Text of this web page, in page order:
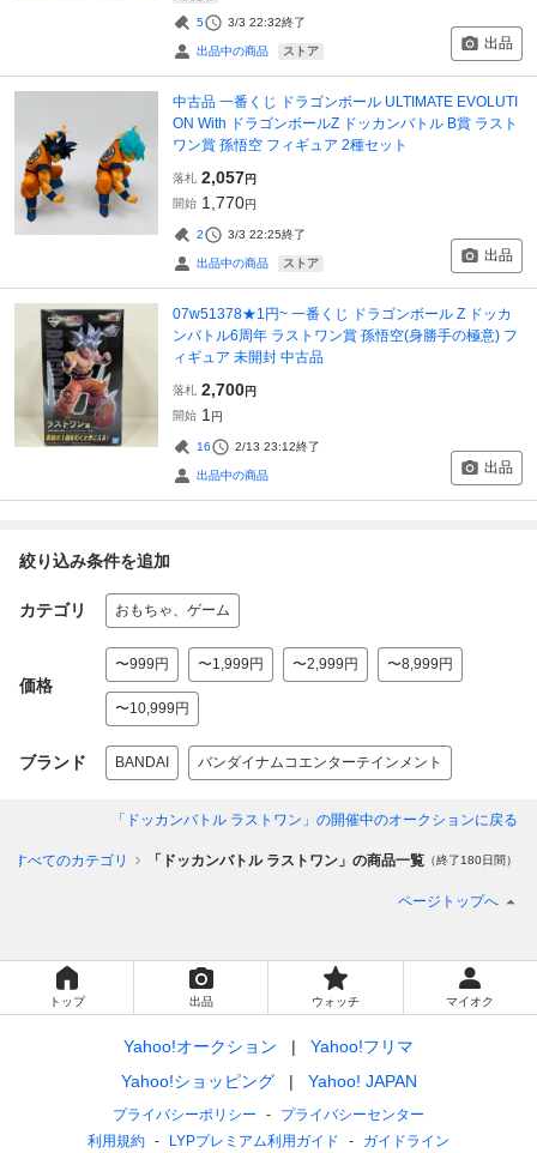
5 3/3 22:32終了
出品中の商品 ストア 出品
中古品 一番くじ ドラゴンボール ULTIMATE EVOLUTI
ON With ドラゴンボールZ ドッカンバトル B賞 ラスト
ワン賞 孫悟空 フィギュア 2種セット
落札 2,057円
開始 1,770円
2 3/3 22:25終了
出品中の商品 ストア 出品
07w51378★1円~ 一番くじ ドラゴンボール Z ドッカ
ンバトル6周年 ラストワン賞 孫悟空(身勝手の極意) フ
ィギュア 未開封 中古品
落札 2,700円
開始 1 円
16 2/13 23:12終了
出品中の商品 出品
絞り込み条件を追加
カテゴリ おもちゃ、ゲーム
価格
〜999円 〜1,999円 〜2,999円 〜8,999円
〜10,999円
ブランド BANDAI バンダイナムコエンターテインメント
「ドッカンバトル ラストワン」 の開催中のオークションに戻る
すべてのカテゴリ 「ドッカンバトル ラストワン」の商品一覧 （終了180日間）
ページトップへ
トップ 出品 ウォッチ マイオク
Yahoo!オークション
Yahoo!フリマ
Yahoo!ショッピング
Yahoo! JAPAN
プライバシーポリシー
プライバシーセンター
利用規約
LYPプレミアム利用ガイド ガイドライン